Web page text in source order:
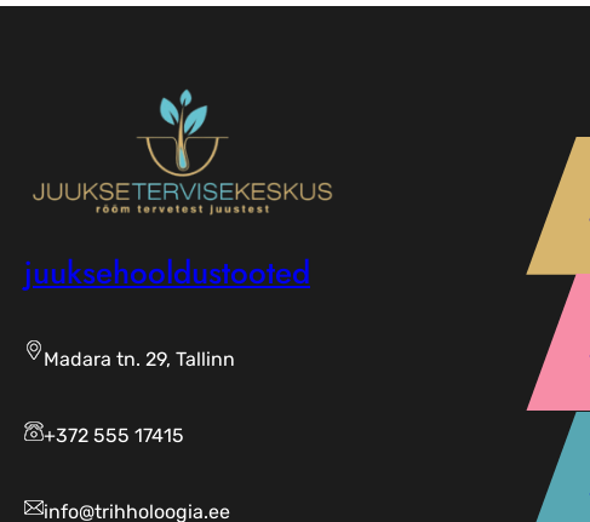
juuksehooldustooted
Madara tn. 29, Tallinn
+372 555 17415
info@trihholoogia.ee